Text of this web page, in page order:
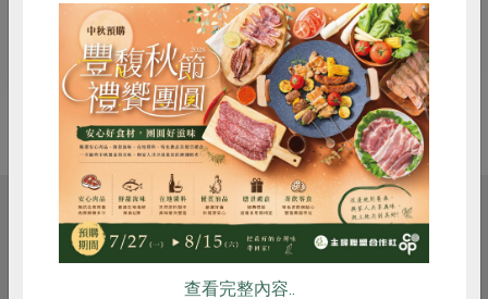
就讓我們一起來探訪這些美麗的秘徑，追尋先人的足
跡，也發現不一樣的台灣之美，與更好的自己吧！
相關活動
惜食 RPET 食譜 減硝酸鹽
雞蛋 食安 共同購買
查看完整內容..